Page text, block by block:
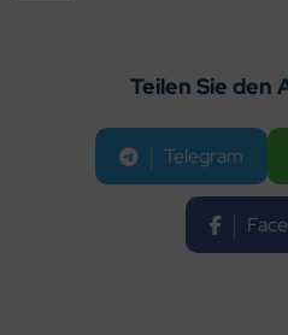
Teilen Sie den
Telegram